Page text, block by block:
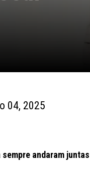
04, 2025
andaram juntas